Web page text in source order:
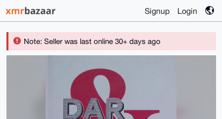
Signup Login
Note: Seller was last online 30+ days ago